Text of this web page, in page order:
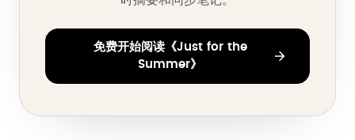
免费开始阅读《Just for the
Summer》